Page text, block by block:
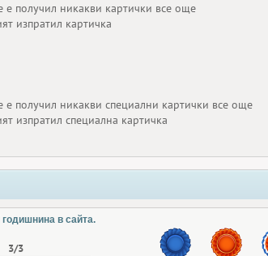
е получил никакви картички все още
изпратил картичка
е получил никакви специални картички все още
изпратил специална картичка
в сайта.
3/3